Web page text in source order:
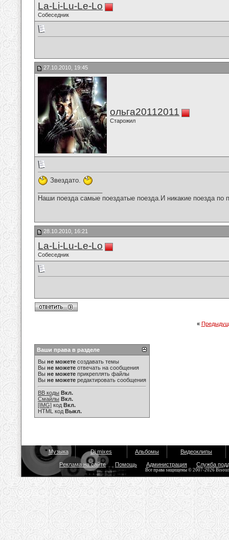
La-Li-Lu-Le-Lo
Собеседник
27.10.2010, 19:45
ольга20112011
Старожил
Звездато.
Наши поезда самые поездатые поезда.И никакие поезда по
28.10.2010, 16:21
La-Li-Lu-Le-Lo
Собеседник
«
Ваши права в разделе
Вы не можете создавать темы
Вы не можете отвечать на сообщения
Вы не можете прикреплять файлы
Вы не можете редактировать сообщения
BB коды Вкл.
Смайлы Вкл.
[IMG] код Вкл.
HTML код Выкл.
Музыка Dj mixes Альбомы Видеоклипы
Реклама на сайте Помощь Администрация Служба
Все права защищены © 2007-2026